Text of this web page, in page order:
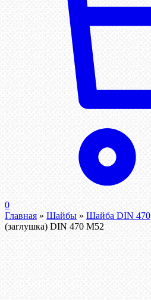
0
Главная » Шайбы » Шайба DIN 470
(заглушка) DIN 470 М52